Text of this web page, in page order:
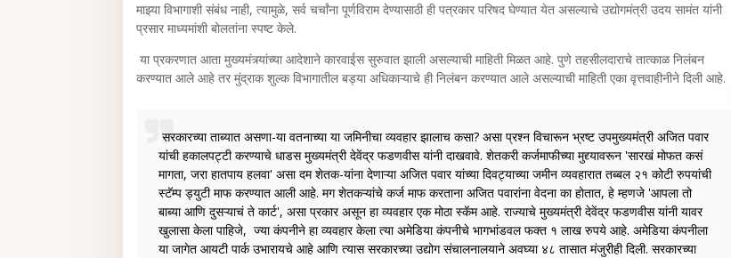
माझ्या विभागाशी संबंध नाही, त्यामुळे, सर्व चर्चांना पूर्णविराम देण्यासाठी ही पत्रकार परिषद घेण्यात येत असल्याचे उद्योगमंत्री उदय सामंत यांनी
प्रसार माध्यमांशी बोलतांना स्पष्ट केले.
या प्रकरणात आता मुख्यमंत्र्यांच्या आदेशाने कारवाईस सुरुवात झाली असल्याची माहिती मिळत आहे. पुणे तहसीलदाराचे तात्काळ निलंबन
करण्यात आले आहे तर मुंद्राक शुल्क विभागातील बड्या अधिकाऱ्याचे ही निलंबन करण्यात आले असल्याची माहिती एका वृत्तवाहीनीने दिली आहे.
सरकारच्या ताब्यात असणा-या वतनाच्या या जमिनीचा व्यवहार झालाच कसा? असा प्रश्न विचारून भ्रष्ट उपमुख्यमंत्री अजित पवार
यांची हकालपट्टी करण्याचे धाडस मुख्यमंत्री देवेंद्र फडणवीस यांनी दाखवावे. शेतकरी कर्जमाफीच्या मुद्द्यावरून 'सारखं मोफत कसं
मागता, जरा हातपाय हलवा' असा दम शेतक-यांना देणाऱ्या अजित पवार यांच्या दिवट्याच्या जमीन व्यवहारात तब्बल २१ कोटी रुपयांची
स्टॅम्प ड्युटी माफ करण्यात आली आहे. मग शेतकऱ्यांचे कर्ज माफ करताना अजित पवारांना वेदना का होतात, हे म्हणजे 'आपला तो
बाब्या आणि दुसऱ्याचं ते कार्ट', असा प्रकार असून हा व्यवहार एक मोठा स्कॅम आहे. राज्याचे मुख्यमंत्री देवेंद्र फडणवीस यांनी यावर
खुलासा केला पाहिजे, ज्या कंपनीने हा व्यवहार केला त्या अमेडिया कंपनीचे भागभांडवल फक्त १ लाख रुपये आहे. अमेडिया कंपनीला
या जागेत आयटी पार्क उभारायचे आहे आणि त्यास सरकारच्या उद्योग संचालनालयाने अवघ्या ४८ तासात मंजुरीही दिली. सरकारच्या